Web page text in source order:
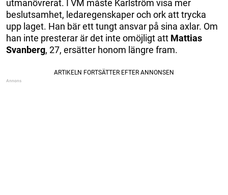
utmanövrerat. I VM måste Karlström visa mer
beslutsamhet, ledaregenskaper och ork att trycka
upp laget. Han bär ett tungt ansvar på sina axlar. Om
han inte presterar är det inte omöjligt att Mattias
Svanberg, 27, ersätter honom längre fram.